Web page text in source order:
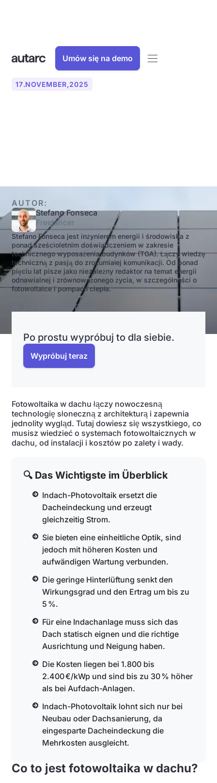
Umów się na demo
17.NOVEMBER,2025
AUTOR:
Stefano Fonseca
Freelancer
Stefano Fonseca jest inżynierem energii i środowiska z
ponad sześcioletnim doświadczeniem w zakresie
technicznego wyposażenia budynków (TGA). Łączy wiedzę
techniczną z pasją do zrozumiałej komunikacji. Od ponad
pięciu lat pisze jako niezależny redaktor na temat energii
odnawialnej i zrównoważonego życia, w szczególności o
fotowoltaice i pompach ciepła.
W TYM ARTYKULE
Po prostu wypróbuj to dla siebie.
Wypróbuj teraz
Fotowoltaika w dachu łączy nowoczesną
technologię słoneczną z architekturą i zapewnia
jednolity wygląd. Tutaj dowiesz się wszystkiego, co
musisz wiedzieć o systemach fotowoltaicznych w
dachu, od instalacji i kosztów po zalety i wady.
🔍 Das Wichtigste im Überblick
Indach-Photovoltaik ersetzt die
Dacheindeckung und erzeugt
gleichzeitig Strom.
Sie bieten eine einheitliche Optik, sind
jedoch mit höheren Kosten und
aufwändigen Wartung verbunden.
Die geringe Hinterlüftung senkt den
Wirkungsgrad und den Ertrag um bis zu
5 %.
Für eine Indachanlage muss sich das
Dach statisch eignen und die richtige
Ausrichtung und Neigung haben.
Die Kosten liegen bei 1.800 bis
2.400 €/kWp und sind bis zu 30 % höher
als bei Aufdach-Anlagen.
Indach-Photovoltaik lohnt sich nur bei
Neubau oder Dachsanierung, da
eingesparte Dacheindeckung die
Mehrkosten ausgleicht.
Co to jest fotowoltaika w dachu?